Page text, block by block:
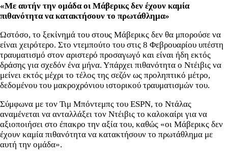
«Με αυτήν την ομάδα οι Μάβερικς δεν έχουν καμία
πιθανότητα να κατακτήσουν το πρωτάθλημα»
Ωστόσο, το ξεκίνημά του στους Μάβερικς δεν θα μπορούσε να
είναι χειρότερο. Στο ντεμπούτο του στις 8 Φεβρουαρίου υπέστη
τραυματισμό στον αριστερό προσαγωγό και είναι ήδη εκτός
δράσης για σχεδόν ένα μήνα. Υπάρχει πιθανότητα ο Ντέιβις να
μείνει εκτός μέχρι το τέλος της σεζόν ως προληπτικό μέτρο,
δεδομένου του μακροχρόνιου ιστορικού τραυματισμών του.
Σύμφωνα με τον Τιμ Μπόντεμπς του ESPN, τo Ντάλας
αναμένεται να ανταλλάξει τον Ντέιβις το καλοκαίρι για να
αξιοποιήσει στο έπακρο την αξία του, καθώς «οι Μάβερικς δεν
έχουν καμία πιθανότητα να κατακτήσουν το πρωτάθλημα με
αυτή την ομάδα».